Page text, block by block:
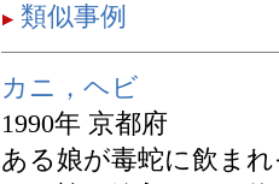
類似事例
カニ，ヘビ
1990年 京都府
ある娘が毒蛇に飲ま